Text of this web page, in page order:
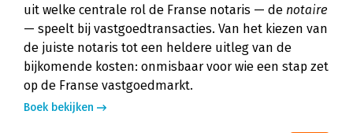
uit welke centrale rol de Franse notaris — de notaire
— speelt bij vastgoedtransacties. Van het kiezen van
de juiste notaris tot een heldere uitleg van de
bijkomende kosten: onmisbaar voor wie een stap zet
op de Franse vastgoedmarkt.
Boek bekijken